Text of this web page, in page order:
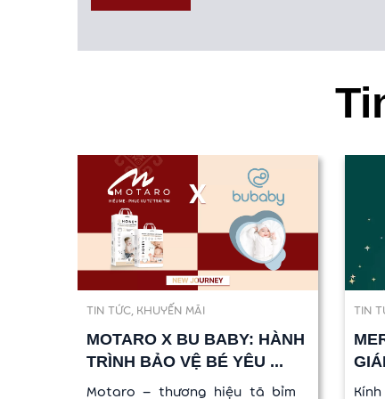
TIN TỨC, KHUYẾN MÃI
MOTARO X BU BABY: HÀNH
TRÌNH BẢO VỆ BÉ YÊU ...
Motaro – thương hiệu tã bỉm
TIN